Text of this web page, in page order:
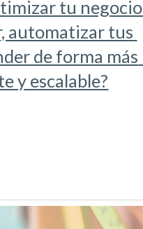
tu negocio
automatizar tus
de forma más
y escalable?